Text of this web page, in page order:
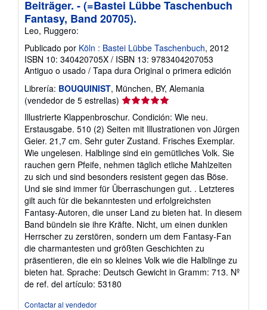
Beiträger. - (=Bastei Lübbe Taschenbuch
Fantasy, Band 20705).
Leo, Ruggero:
Publicado por Köln : Bastei Lübbe Taschenbuch, 2012
ISBN 10: 340420705X / ISBN 13: 9783404207053
Antiguo o usado / Tapa dura Original o primera edición
Librería: BOUQUINIST, München, BY, Alemania
(vendedor de 5 estrellas) Calificación
vendedor:
5
de
5
estrellas
Illustrierte Klappenbroschur. Condición: Wie neu.
Erstausgabe. 510 (2) Seiten mit Illustrationen von Jürgen
Geier. 21,7 cm. Sehr guter Zustand. Frisches Exemplar.
Wie ungelesen. Halblinge sind ein gemütliches Volk. Sie
rauchen gern Pfeife, nehmen täglich etliche Mahlzeiten
zu sich und sind besonders resistent gegen das Böse.
Und sie sind immer für Überraschungen gut. . Letzteres
gilt auch für die bekanntesten und erfolgreichsten
Fantasy-Autoren, die unser Land zu bieten hat. In diesem
Band bündeln sie ihre Kräfte. Nicht, um einen dunklen
Herrscher zu zerstören, sondern um dem Fantasy-Fan
die charmantesten und größten Geschichten zu
präsentieren, die ein so kleines Volk wie die Halblinge zu
bieten hat. Sprache: Deutsch Gewicht in Gramm: 713. Nº
de ref. del artículo: 53180
Contactar al vendedor